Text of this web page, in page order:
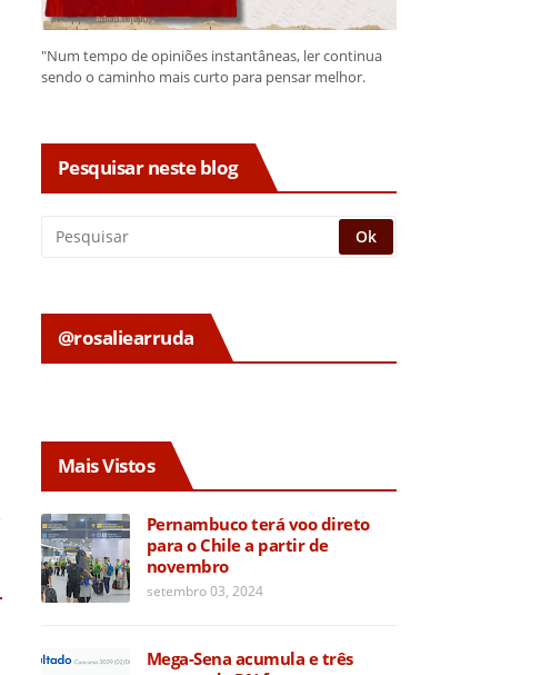
"Num tempo de opiniões instantâneas, ler continua
sendo o caminho mais curto para pensar melhor.
Pesquisar neste blog
@rosaliearruda
Mais Vistos
Pernambuco terá voo direto
para o Chile a partir de
novembro
setembro 03, 2024
Mega-Sena acumula e três